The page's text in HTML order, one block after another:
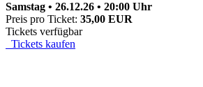
Samstag • 26.12.26 • 20:00 Uhr
Preis pro Ticket: 35,00 EUR
Tickets verfügbar
Tickets kaufen